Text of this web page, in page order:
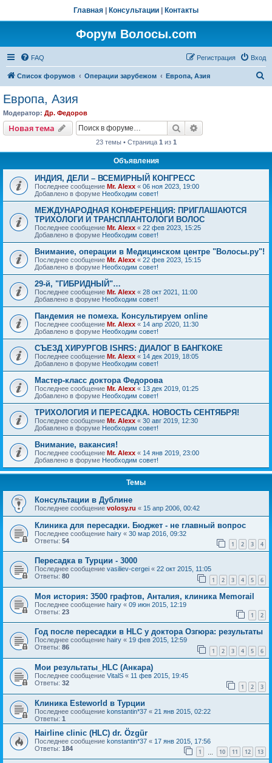
Главная Консультации Контакты
Форум Волосы.com
FAQ Вход
Регистрация
Список форумов Операции зарубежом Европа, Азия
Европа, Азия
Модератор: Др. Федоров
Новая тема Поиск
23 темы • Страница 1 из 1
Объявления
ИНДИЯ, ДЕЛИ – ВСЕМИРНЫЙ КОНГРЕСС
Последнее сообщение Mr. Alexx « 06 ноя 2023, 19:00
Добавлено в форуме Необходим совет!
МЕЖДУНАРОДНАЯ КОНФЕРЕНЦИЯ: ПРИГЛАШАЮТСЯ
ТРИХОЛОГИ И ТРАНСПЛАНТОЛОГИ ВОЛОС
Последнее сообщение Mr. Alexx « 22 фев 2023, 15:25
Добавлено в форуме Необходим совет!
Внимание, операции в Медицинском центре "Волосы.ру"!
Последнее сообщение Mr. Alexx « 22 фев 2023, 15:15
Добавлено в форуме Необходим совет!
29-й, "ГИБРИДНЫЙ"…
Последнее сообщение Mr. Alexx « 28 окт 2021, 11:00
Добавлено в форуме Необходим совет!
Пандемия не помеха. Консультируем online
Последнее сообщение Mr. Alexx « 14 апр 2020, 11:30
Добавлено в форуме Необходим совет!
СЪЕЗД ХИРУРГОВ ISHRS: ДИАЛОГ В БАНГКОКЕ
Последнее сообщение Mr. Alexx « 14 дек 2019, 18:05
Добавлено в форуме Необходим совет!
Мастер-класс доктора Федорова
Последнее сообщение Mr. Alexx « 13 дек 2019, 01:25
Добавлено в форуме Необходим совет!
ТРИХОЛОГИЯ И ПЕРЕСАДКА. НОВОСТЬ СЕНТЯБРЯ!
Последнее сообщение Mr. Alexx « 30 авг 2019, 12:30
Добавлено в форуме Необходим совет!
Внимание, вакансия!
Последнее сообщение Mr. Alexx « 14 янв 2019, 23:00
Добавлено в форуме Необходим совет!
Темы
Консультации в Дублине
Последнее сообщение volosy.ru « 15 апр 2006, 00:42
Клиника для пересадки. Бюджет - не главный вопрос
Последнее сообщение hairy « 30 мар 2016, 09:32
Ответы: 54 1 2 3 4
Пересадка в Турции - 3000
Последнее сообщение vasiliev-cergei « 22 окт 2015, 11:05
Ответы: 80 1 2 3 4 5 6
Моя история: 3500 графтов, Анталия, клиника Memorail
Последнее сообщение hairy « 09 июн 2015, 12:19
Ответы: 23 1 2
Год после пересадки в HLC у доктора Озгюра: результаты
Последнее сообщение hairy « 19 фев 2015, 12:59
Ответы: 86 1 2 3 4 5 6
Мои результаты_HLC (Анкара)
Последнее сообщение VitalS « 11 фев 2015, 19:45
Ответы: 32 1 2 3
Клиника Esteworld в Турции
Последнее сообщение konstantin*37 « 21 янв 2015, 02:22
Ответы: 1
Hairline clinic (HLC) dr. Özgür
Последнее сообщение konstantin*37 « 17 янв 2015, 17:56
Ответы: 184 1 10 11 12 13